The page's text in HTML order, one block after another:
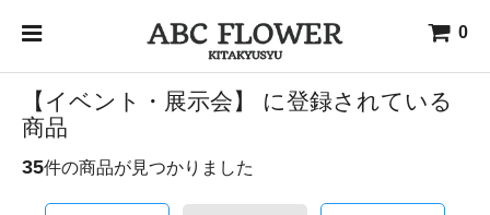
0
【イベント・展示会】 に登録されている
商品
35件の商品が見つかりました